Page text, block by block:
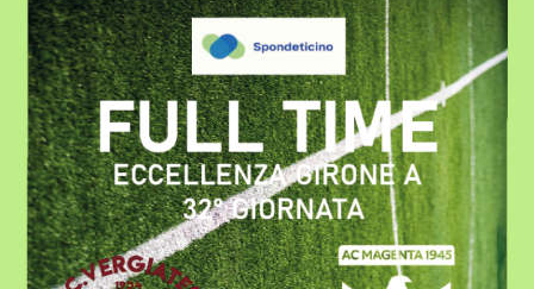
TUTTO
E
TUTTI
–
DI
TOMMASO
RINALDI